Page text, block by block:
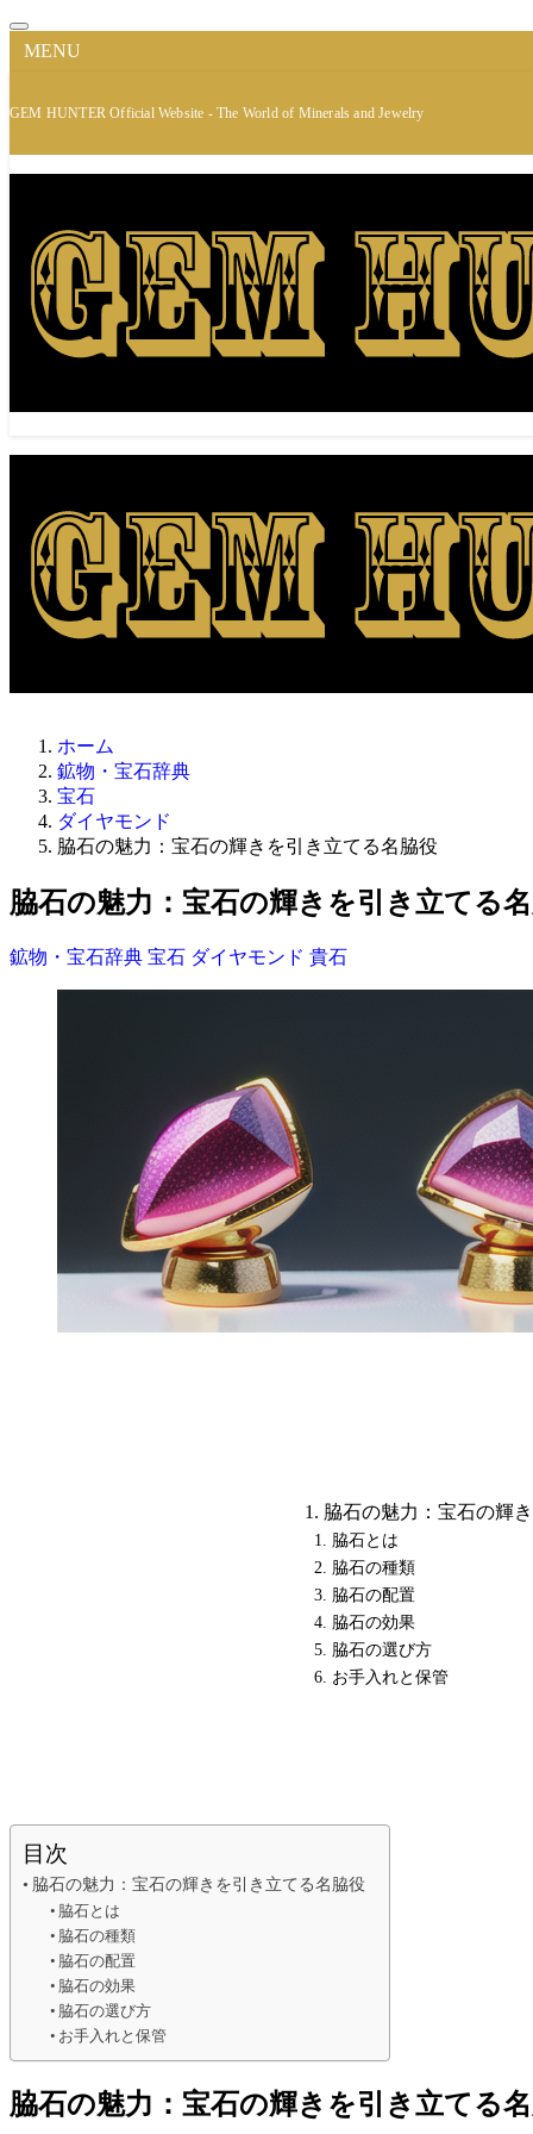
MENU
GEM HUNTER Official Website - The World of Minerals and Jewelry
ホーム
鉱物・宝石辞典
宝石
ダイヤモンド
脇石の魅力：宝石の輝きを引き立てる名脇役
脇石の魅力：宝石の輝きを引き立てる
鉱物・宝石辞典 宝石 ダイヤモンド 貴石
脇石の魅力：宝石の輝
脇石とは
脇石の種類
脇石の配置
脇石の効果
脇石の選び方
お手入れと保管
目次
脇石の魅力：宝石の輝きを引き立てる名脇役
脇石とは
脇石の種類
脇石の配置
脇石の効果
脇石の選び方
お手入れと保管
脇石の魅力：宝石の輝きを引き立てる